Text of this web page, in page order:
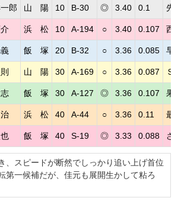
郎 山 陽 10 B-30 ◎ 3.40 0.1 先
浜 松 10 A-194 ○ 3.40 0.107 西
飯 塚 20 B-32 ○ 3.36 0.085 早
山 陽 30 A-169 ○ 3.36 0.087 Ｓ
飯 塚 30 A-127 ◎ 3.36 0.107 果
浜 松 40 A-44 ○ 3.36 0.11 最
飯 塚 40 S-19 ◎ 3.33 0.088 さ
、スピードが断然でしっかり追い上げ首位
第一候補だが、佳元も展開生かして粘ろ